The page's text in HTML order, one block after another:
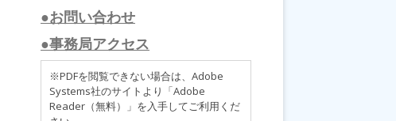
●お問い合わせ
●事務局アクセス
※PDFを閲覧できない場合は、Adobe
Systems社のサイトより「Adobe
Reader（無料）」を入手してご利用くだ